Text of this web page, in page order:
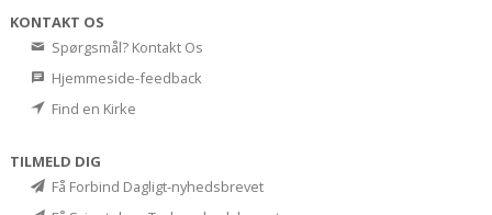
KONTAKT OS
Spørgsmål? Kontakt Os
Hjemmeside-feedback
Find en Kirke
TILMELD DIG
Få Forbind Dagligt-nyhedsbrevet